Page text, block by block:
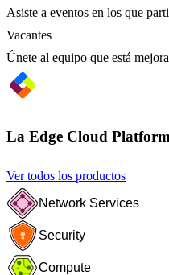
Asiste a eventos en los que
Vacantes
Únete al equipo que está
La Edge Cloud
Ver todos los productos
Network Services
Security
Compute